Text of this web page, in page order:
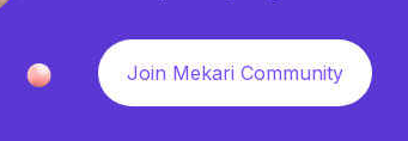
Join Mekari Community